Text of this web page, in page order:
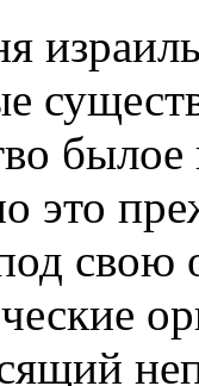
это
свою